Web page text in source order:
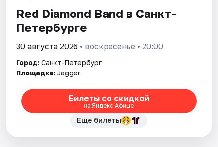
Red Diamond Band в Санкт-
Петербурге
30 августа 2026 • воскресенье • 20:00
Город: Санкт-Петербург
Площадка: Jagger
Билеты со скидкой
на Яндекс Афише
Еще билеты